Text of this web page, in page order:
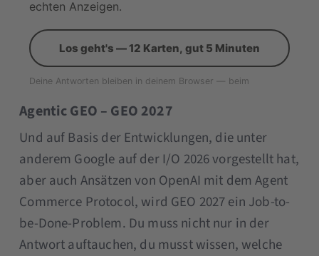
Evidenzstärke) und nicht Ranking-Position.
Relevante Tools sind die KI-Tools selber um
besser Topical Authority, Entitäten zu verstehen
und zu optimieren.
Agentic GEO – GEO 2027
Und auf Basis der Entwicklungen, die unter
anderem Google auf der I/O 2026 vorgestellt hat,
aber auch Ansätzen von OpenAI mit dem Agent
Commerce Protocol, wird GEO 2027 ein Job-to-
be-Done-Problem. Du muss nicht nur in der
Antwort auftauchen, du musst wissen, welche